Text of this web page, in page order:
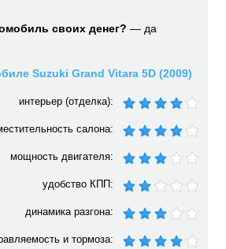
своих денег? — да
Suzuki Grand Vitara 5D (2009)
интерьер (отделка):
салона:
мощность двигателя:
удобство КПП:
динамика разгона:
и тормоза: